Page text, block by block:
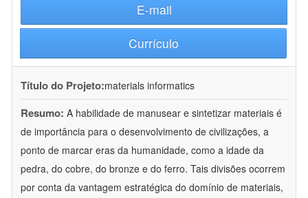
E-mail
Currículo
Título do Projeto:materials informatics
Resumo: A habilidade de manusear e sintetizar materiais é
de importância para o desenvolvimento de civilizações, a
ponto de marcar eras da humanidade, como a idade da
pedra, do cobre, do bronze e do ferro. Tais divisões ocorrem
por conta da vantagem estratégica do domínio de materiais,